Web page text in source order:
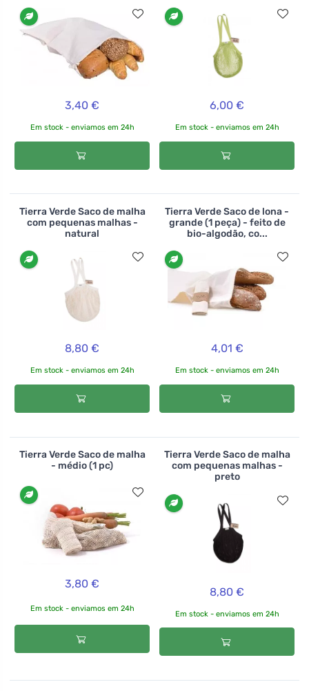
máquina de lavar. O mesmo saco de malha é também
um saco de lona . Também pode armazenar nele
pequenas coisas que possam cair através da malha do
saco de malha.
3,40 €
Em stock - enviamos em 24h
6,00 €
Em stock - enviamos em 24h
Tierra Verde Saco de malha
com pequenas malhas -
natural
8,80 €
Em stock - enviamos em 24h
Tierra Verde Saco de lona -
grande (1 peça) - feito de
bio-algodão, co...
4,01 €
Em stock - enviamos em 24h
Tierra Verde Saco de malha
- médio (1 pc)
3,80 €
Em stock - enviamos em 24h
Tierra Verde Saco de malha
com pequenas malhas -
preto
8,80 €
Em stock - enviamos em 24h